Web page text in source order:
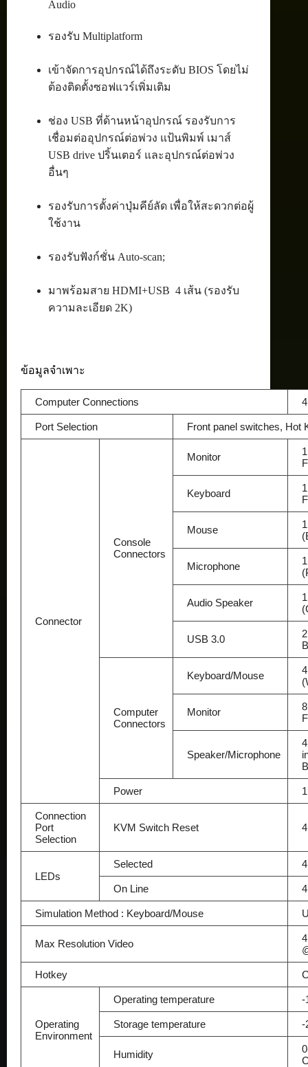
Audio
รองรับ Multiplatform
เข้าจัดการอุปกรณ์ได้ถึงระดับ BIOS โดยไม่
ต้องติดตั้งซอฟแวร์เพิ่มเติม
ช่อง USB ที่ด้านหน้าอุปกรณ์ รองรับการ
เชื่อมต่ออุปกรณ์ต่อพ่วง แป้นพิมพ์ เมาส์
USB drive ปริ้นเตอร์ และอุปกรณ์ต่อพ่วง
อื่นๆ
รองรับการตั้งค่าปุ่มคีย์ลัด เพื่อให้สะดวกต่อผู้
ใช้งาน
รองรับฟังก์ชั่น Auto-scan;
มาพร้อมสาย HDMI+USB 4 เส้น (รองรับ
ความละเอียด 2K)
ข้อมูลจำเพาะ
Computer Connections 4
Port Selection Front panel switches, Hot
Connector
Console
Connectors
Monitor
Keyboard
Mouse
Microphone
Audio Speaker
USB 3.0
Computer
Connectors
Keyboard/Mouse
Monitor
Speaker/Microphone
Power
Connection
Port
Selection
KVM Switch Reset
LEDs
Selected
On Line
Simulation Method : Keyboard/Mouse
Max Resolution Video
Hotkey
Operating
Environment
Operating temperature -
Storage temperature -
Humidity